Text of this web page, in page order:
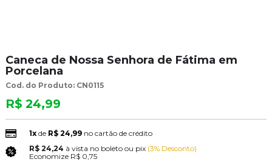
Caneca de Nossa Senhora de Fátima em
Porcelana
Cod. do Produto: CN0115
R$ 24,99
1xde R$ 24,99 no cartão de crédito
R$ 24,24 à vista no boleto ou pix (3% Desconto)
Economize R$ 0,75